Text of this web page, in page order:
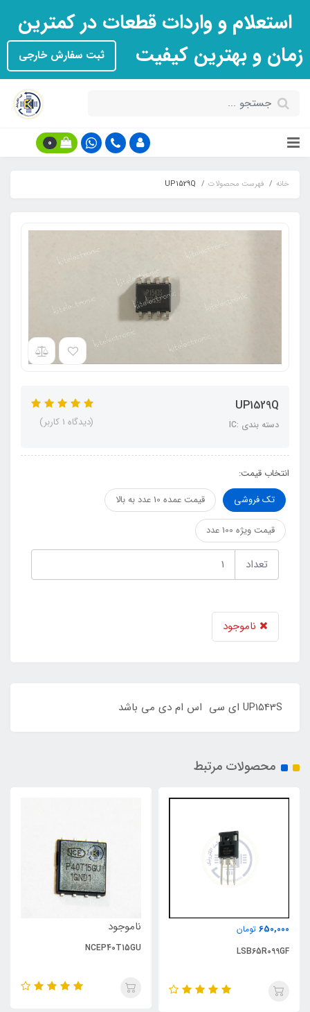
استعلام و واردات قطعات در کمترین
زمان و بهترین کیفیت
ثبت سفارش خارجی
0
خانه فهرست محصولات UP1529Q
UP1529Q
دسته بندی :IC (دیدگاه 1 کاربر)
انتخاب قیمت:
تک فروشی
قیمت عمده 10 عدد به بالا
قیمت ویژه 100 عدد
تعداد
ناموجود
UP1543S ای سی اس ام دی می باشد
محصولات مرتبط
650,000 تومان
LSB65R099GF
ناموجود
NCEP40T15GU